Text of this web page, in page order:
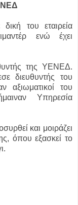
του εταιρεία
ενώ έχει
της ΥΕΝΕΔ.
διευθυντής του
αξιωματικοί του
Υπηρεσία
και μοιράζει
όπου εξασκεί το